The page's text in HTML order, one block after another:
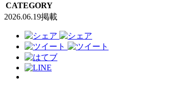
CATEGORY
2026.06.19掲載